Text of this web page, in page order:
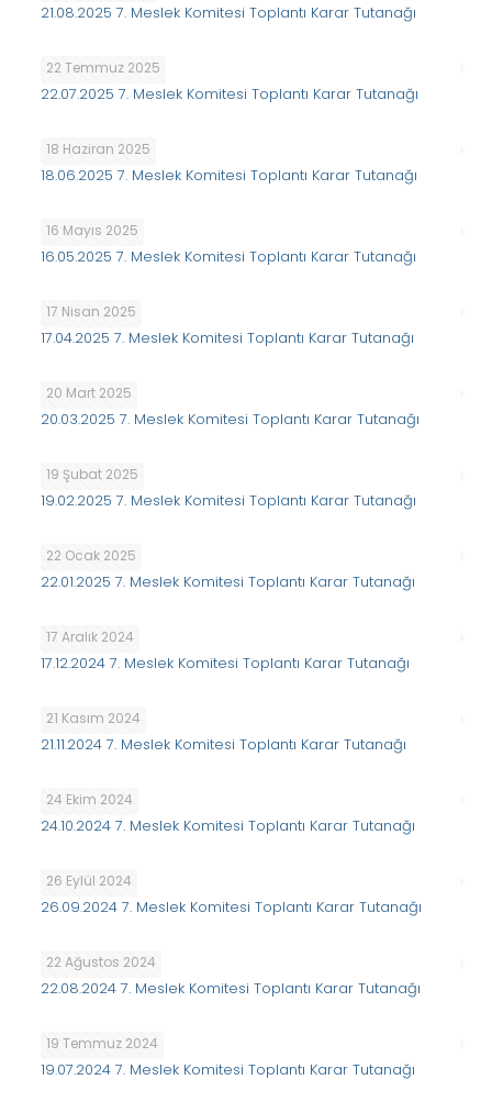
21.08.2025 7. Meslek Komitesi Toplantı Karar Tutanağı
22 Temmuz 2025
22.07.2025 7. Meslek Komitesi Toplantı Karar Tutanağı
18 Haziran 2025
18.06.2025 7. Meslek Komitesi Toplantı Karar Tutanağı
16 Mayıs 2025
16.05.2025 7. Meslek Komitesi Toplantı Karar Tutanağı
17 Nisan 2025
17.04.2025 7. Meslek Komitesi Toplantı Karar Tutanağı
20 Mart 2025
20.03.2025 7. Meslek Komitesi Toplantı Karar Tutanağı
19 Şubat 2025
19.02.2025 7. Meslek Komitesi Toplantı Karar Tutanağı
22 Ocak 2025
22.01.2025 7. Meslek Komitesi Toplantı Karar Tutanağı
17 Aralık 2024
17.12.2024 7. Meslek Komitesi Toplantı Karar Tutanağı
21 Kasım 2024
21.11.2024 7. Meslek Komitesi Toplantı Karar Tutanağı
24 Ekim 2024
24.10.2024 7. Meslek Komitesi Toplantı Karar Tutanağı
26 Eylül 2024
26.09.2024 7. Meslek Komitesi Toplantı Karar Tutanağı
22 Ağustos 2024
22.08.2024 7. Meslek Komitesi Toplantı Karar Tutanağı
19 Temmuz 2024
19.07.2024 7. Meslek Komitesi Toplantı Karar Tutanağı